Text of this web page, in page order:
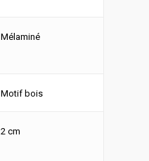
Mélaminé
Motif bois
2 cm